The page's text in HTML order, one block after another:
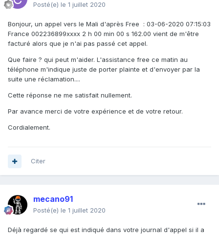
Posté(e) le 1 juillet 2020
Bonjour, un appel vers le Mali d'après Free : 03-06-2020 07:15:03
France 002236899xxxx 2 h 00 min 00 s 162.00 vient de m'être
facturé alors que je n'ai pas passé cet appel.
Que faire ? qui peut m'aider. L'assistance free ce matin au
téléphone m'indique juste de porter plainte et d'envoyer par la
suite une réclamation....
Cette réponse ne me satisfait nullement.
Par avance merci de votre expérience et de votre retour.
Cordialement.
Citer
mecano91
Posté(e) le 1 juillet 2020
Déjà regardé se qui est indiqué dans votre journal d'appel si il a